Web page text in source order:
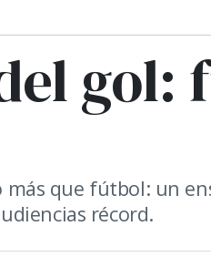
gol:
que fútbol: un
récord.